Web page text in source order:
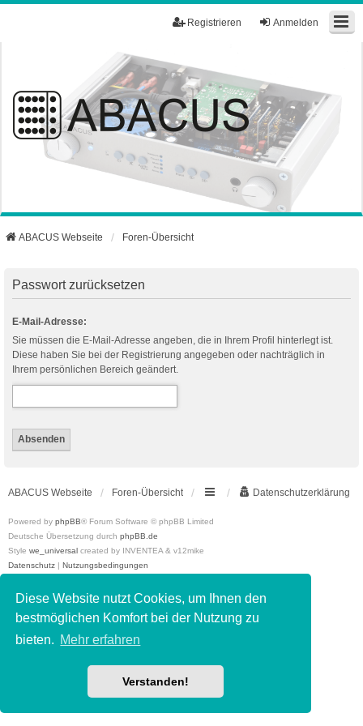
Diese Website nutzt Cookies, um Ihnen den
bestmöglichen Komfort bei der Nutzung zu
bieten. Mehr erfahren
Verstanden!
Anmelden
Registrieren
ABACUS Webseite Foren-Übersicht
Passwort zurücksetzen
E-Mail-Adresse:
Sie müssen die E-Mail-Adresse angeben, die in Ihrem Profil hinterlegt ist.
Diese haben Sie bei der Registrierung angegeben oder nachträglich in
Ihrem persönlichen Bereich geändert.
ABACUS Webseite Foren-Übersicht Datenschutzerklärung
Powered by phpBB® Forum Software © phpBB Limited
Deutsche Übersetzung durch phpBB.de
Style we_universal created by INVENTEA & v12mike
Datenschutz | Nutzungsbedingungen